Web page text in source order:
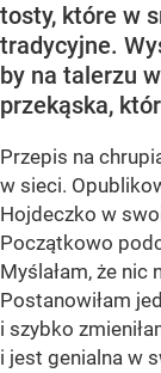
tosty, które w
tradycyjne.
by na talerzu
przekąska,
Przepis na
w sieci.
Hojdeczko w
Początkowo
Myślałam, że nic
Postanowiłam
i szybko
i jest genialna w